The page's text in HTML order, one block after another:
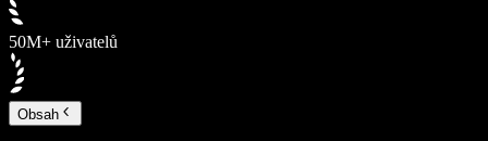
50M+ uživatelů
Obsah